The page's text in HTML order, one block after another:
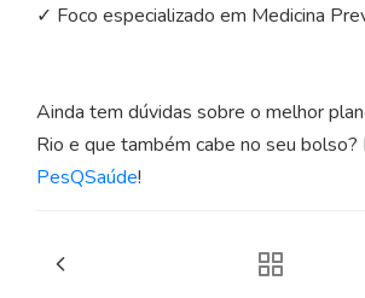
✓ Foco especializado em Medicina
Ainda tem dúvidas sobre o melhor
Rio e que também cabe no seu bolso?
PesQSaúde!